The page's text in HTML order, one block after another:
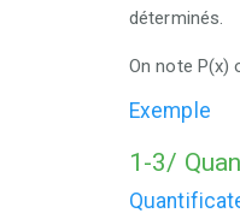
déterminés.
On note P(x)
Exemple
1-3/